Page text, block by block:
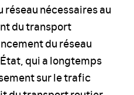
nécessaires au
du transport
du réseau
qui a longtemps
sur le trafic